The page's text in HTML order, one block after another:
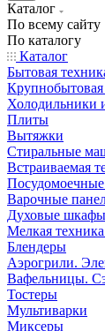
Каталог
По всему сайту
По каталогу
Каталог
Бытовая
Крупнобытовая
Холодильники
Плиты
Вытяжки
Стиральные
Встраиваемая
Варочные
Духовые шкафы
Мелкая
Блендеры
Аэрогрили.
Вафельницы.
Тостеры
Мультиварки
Миксеры